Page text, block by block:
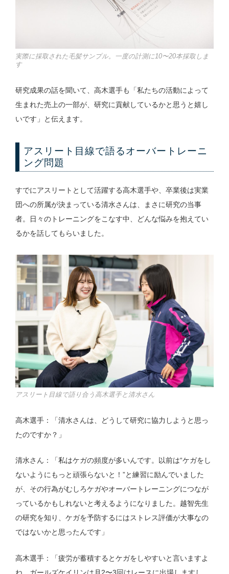
実際に採取された毛髪サンプル。一度の計測に10〜20本採取しま
す
研究成果の話を聞いて、高木選手も「私たちの活動によって
生まれた売上の一部が、研究に貢献しているかと思うと嬉し
いです」と伝えます。
アスリート目線で語るオーバートレーニ
ング問題
すでにアスリートとして活躍する高木選手や、卒業後は実業
団への所属が決まっている清水さんは、まさに研究の当事
者。日々のトレーニングをこなす中、どんな悩みを抱えてい
るかを話してもらいました。
アスリート目線で語り合う高木選手と清水さん
高木選手：「清水さんは、どうして研究に協力しようと思っ
たのですか？」
清水さん：「私はケガの頻度が多いんです。以前は“ケガをし
ないようにもっと頑張らないと！”と練習に励んでいました
が、その行為がむしろケガやオーバートレーニングにつなが
っているかもしれないと考えるようになりました。越智先生
の研究を知り、ケガを予防するにはストレス評価が大事なの
ではないかと思ったんです」
高木選手：「疲労が蓄積するとケガをしやすいと言いますよ